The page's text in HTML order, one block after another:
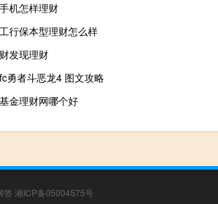
手机怎样理财
工行保本型理财怎么样
财发现理财
fc勇者斗恶龙4 图文攻略
基金理财网哪个好
答 湘ICP备05004575号